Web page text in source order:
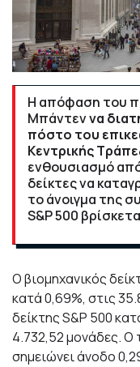
Η απόφαση του
Μπάντεννα
πόστο του
Κεντρικής
ενθουσιασμό
δείκτες να
το άνοιγμα της
S&P 500
Ο βιομηχανικός
κατά 0,69%, στις
δείκτης S&P 500
4.732,52 μονάδες. Ο
σημειώνει άνοδο